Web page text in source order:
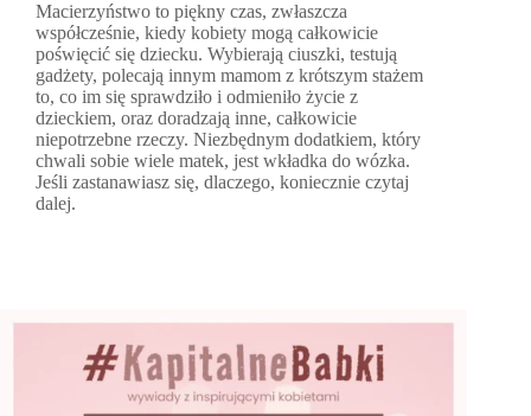
Macierzyństwo to piękny czas, zwłaszcza
współcześnie, kiedy kobiety mogą całkowicie
poświęcić się dziecku. Wybierają ciuszki, testują
gadżety, polecają innym mamom z krótszym stażem
to, co im się sprawdziło i odmieniło życie z
dzieckiem, oraz doradzają inne, całkowicie
niepotrzebne rzeczy. Niezbędnym dodatkiem, który
chwali sobie wiele matek, jest wkładka do wózka.
Jeśli zastanawiasz się, dlaczego, koniecznie czytaj
dalej.